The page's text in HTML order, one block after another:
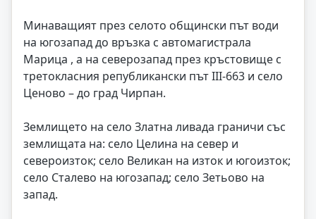
Минаващият през селото общински път води
на югозапад до връзка с автомагистрала
Марица , а на северозапад през кръстовище с
третокласния републикански път III-663 и село
Ценово – до град Чирпан.
Землището на село Златна ливада граничи със
землищата на: село Целина на север и
североизток; село Великан на изток и югоизток;
село Сталево на югозапад; село Зетьово на
запад.